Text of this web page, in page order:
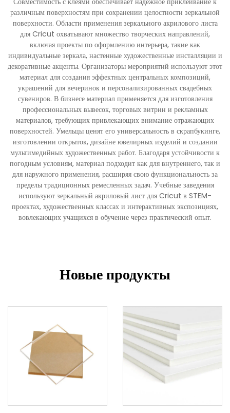
различным поверхностям при сохранении целостности зеркальной
поверхности. Области применения зеркального акрилового листа
для Cricut охватывают множество творческих направлений,
включая проекты по оформлению интерьера, такие как
индивидуальные зеркала, настенные художественные инсталляции и
декоративные акценты. Организаторы мероприятий используют этот
материал для создания эффектных центральных композиций,
украшений для вечеринок и персонализированных свадебных
сувениров. В бизнесе материал применяется для изготовления
профессиональных вывесок, торговых витрин и рекламных
материалов, требующих привлекающих внимание отражающих
поверхностей. Умельцы ценят его универсальность в скрапбукинге,
изготовлении открыток, дизайне ювелирных изделий и создании
мультимедийных художественных работ. Благодаря устойчивости к
погодным условиям, материал подходит как для внутреннего, так и
для наружного применения, расширяя свою функциональность за
пределы традиционных ремесленных задач. Учебные заведения
используют зеркальный акриловый лист для Cricut в STEM-
проектах, художественных классах и интерактивных экспозициях,
вовлекающих учащихся в обучение через практический опыт.
Новые продукты